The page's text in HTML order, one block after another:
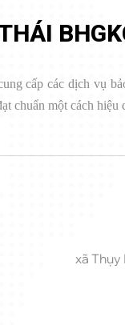
cấp các dịch vụ
chuẩn một cách
xã Thụy